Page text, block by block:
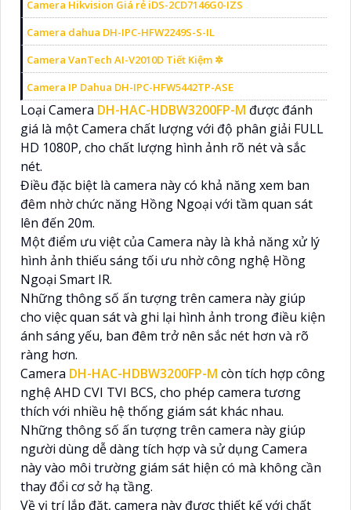
Camera Hikvision Giá rẻ iDS-2CD7146G0-IZS
Camera dahua DH-IPC-HFW2249S-S-IL
Camera VanTech AI-V2010D Tiết Kiệm ✲
Camera IP Dahua DH-IPC-HFW5442TP-ASE
Loại Camera DH-HAC-HDBW3200FP-M được đánh
giá là một Camera chất lượng với độ phân giải FULL
HD 1080P, cho chất lượng hình ảnh rõ nét và sắc
nét.
Điều đặc biệt là camera này có khả năng xem ban
đêm nhờ chức năng Hồng Ngoại với tầm quan sát
lên đến 20m.
Một điểm ưu việt của Camera này là khả năng xử lý
hình ảnh thiếu sáng tối ưu nhờ công nghệ Hồng
Ngoại Smart IR.
Những thông số ấn tượng trên camera này giúp
cho việc quan sát và ghi lại hình ảnh trong điều kiện
ánh sáng yếu, ban đêm trở nên sắc nét hơn và rõ
ràng hơn.
Camera DH-HAC-HDBW3200FP-M còn tích hợp công
nghệ AHD CVI TVI BCS, cho phép camera tương
thích với nhiều hệ thống giám sát khác nhau.
Những thông số ấn tượng trên camera này giúp
người dùng dễ dàng tích hợp và sử dụng Camera
này vào môi trường giám sát hiện có mà không cần
thay đổi cơ sở hạ tầng.
Về vị trí lắp đặt, camera này được thiết kế với chất